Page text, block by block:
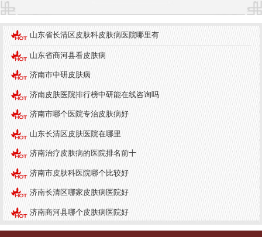
激性物质，也是保护皮肤健康的重要措施。
济南中研皮肤病医院在服务质量方面也得到了患者
的广泛认可。医院提供一对一的咨询服务，医生会
根据患者的具体情况制定个性化的治疗方案。同
时，医院注重患者的心理疏导，帮助患者缓解因皮
肤病带来的心理压力。
总之，皮肤健康与环境密切相关，了解皮肤病常
识、采取有效的预防措施以及选择专业的医院进行
治疗，都是维护皮肤健康的重要环节。济南市的多
家皮肤病医院为患者提供了优质的医疗服务，帮助
他们重拾健康的肌肤。
山东省长清区皮肤科皮肤病医院哪里有
山东省商河县看皮肤病
济南市中研皮肤病
济南皮肤医院排行榜中研能在线咨询吗
济南市哪个医院专治皮肤病好
山东长清区皮肤医院在哪里
济南治疗皮肤病的医院排名前十
济南市皮肤科医院哪个比较好
济南长清区哪家皮肤病医院好
济南商河县哪个皮肤病医院好